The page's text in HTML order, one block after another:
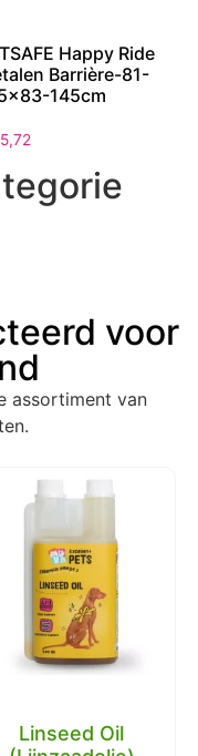
Happy Ride
Barrière-81-
145cm
voor
assortiment van
Linseed Oil